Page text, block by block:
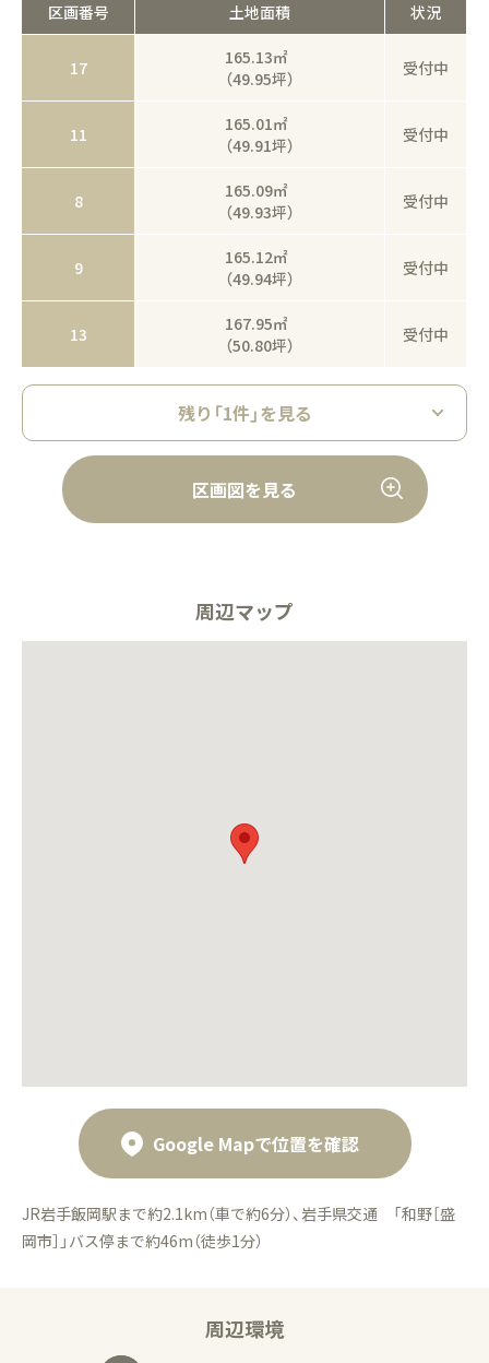
区画番号 土地面積 状況
17
165.13㎡
（49.95坪）
受付中
11
165.01㎡
（49.91坪）
受付中
8
165.09㎡
（49.93坪）
受付中
9
165.12㎡
（49.94坪）
受付中
13
167.95㎡
（50.80坪）
受付中
残り「1件」を見る
区画図を見る
周辺マップ
JR岩手飯岡駅まで約2.1km（車で約6分）、岩手県交通 「和野［盛
岡市］」バス停まで約46m（徒歩1分）
Google Mapで位置を確認
周辺環境